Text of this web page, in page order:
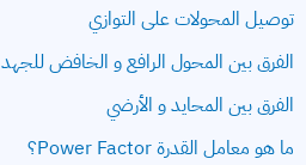
توصيل المحولات على التوازي
الفرق بين المحول الرافع و الخافض للجهد
الفرق بين المحايد و الأرضي
ما هو معامل القدرة Power Factor؟